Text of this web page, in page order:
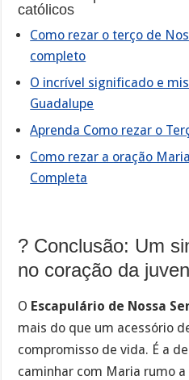
católicos
Como rezar o terço de
completo
O incrível significado e
Guadalupe
Aprenda Como rezar o
Como rezar a oração
Completa
? Conclusão: Um
no coração da
O Escapulário de Nossa
mais do que um acessório
compromisso de vida. É a
caminhar com Maria rumo